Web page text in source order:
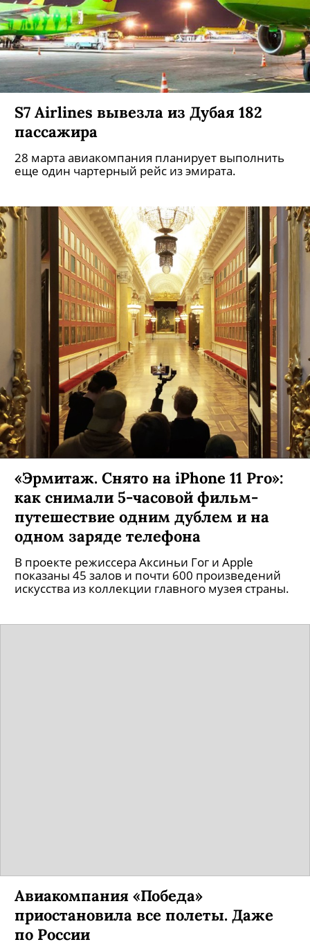
S7 Airlines вывезла из Дубая 182
пассажира
28 марта авиакомпания планирует выполнить
еще один чартерный рейс из эмирата.
«Эрмитаж. Снято на iPhone 11 Pro»:
как снимали 5-часовой фильм-
путешествие одним дублем и на
одном заряде телефона
В проекте режиссера Аксиньи Гог и Apple
показаны 45 залов и почти 600 произведений
искусства из коллекции главного музея страны.
Авиакомпания «Победа»
приостановила все полеты. Даже
по России